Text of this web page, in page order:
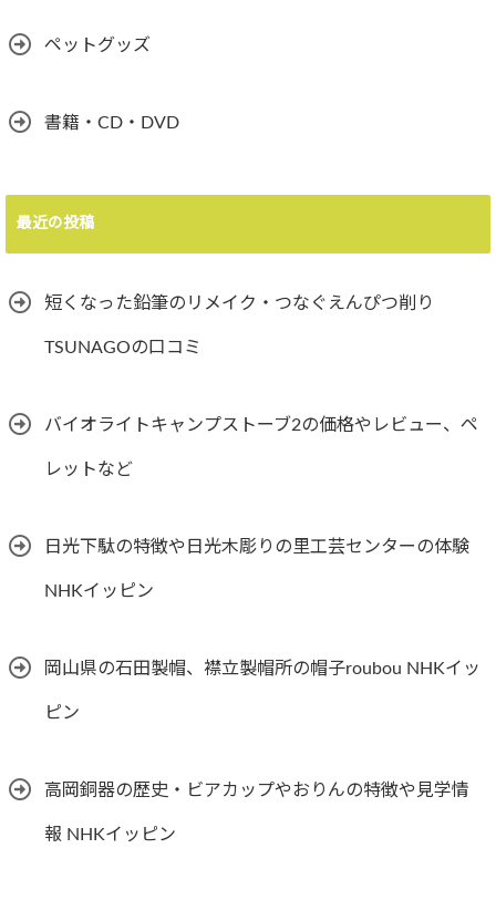
ペットグッズ
書籍・CD・DVD
最近の投稿
短くなった鉛筆のリメイク・つなぐえんぴつ削り
TSUNAGOの口コミ
バイオライトキャンプストーブ2の価格やレビュー、ペ
レットなど
日光下駄の特徴や日光木彫りの里工芸センターの体験
NHKイッピン
岡山県の石田製帽、襟立製帽所の帽子roubou NHKイッ
ピン
高岡銅器の歴史・ビアカップやおりんの特徴や見学情
報 NHKイッピン